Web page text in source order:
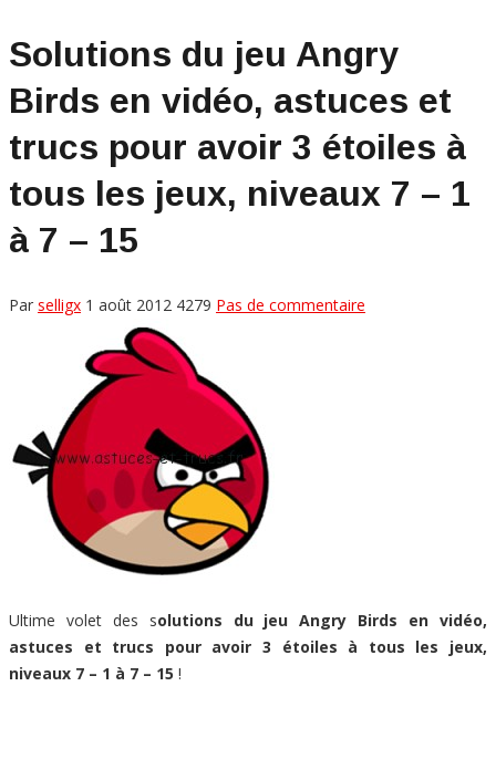
Solutions du jeu Angry
Birds en vidéo, astuces et
trucs pour avoir 3 étoiles à
tous les jeux, niveaux 7 – 1
à 7 – 15
Par selligx 1 août 2012 4279 Pas de commentaire
Ultime volet des solutions du jeu Angry Birds en vidéo,
astuces et trucs pour avoir 3 étoiles à tous les jeux,
niveaux 7 – 1 à 7 – 15 !